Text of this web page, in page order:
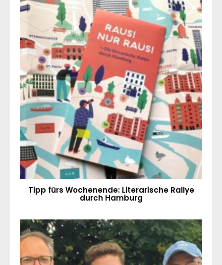
Tipp fürs Wochenende: Literarische Rallye
durch Hamburg